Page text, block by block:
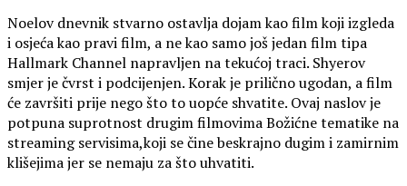
Noelov dnevnik stvarno ostavlja dojam kao film koji izgleda
i osjeća kao pravi film, a ne kao samo još jedan film tipa
Hallmark Channel napravljen na tekućoj traci. Shyerov
smjer je čvrst i podcijenjen. Korak je prilično ugodan, a film
će završiti prije nego što to uopće shvatite. Ovaj naslov je
potpuna suprotnost drugim filmovima Božićne tematike na
streaming servisima,koji se čine beskrajno dugim i zamirnim
klišejima jer se nemaju za što uhvatiti.